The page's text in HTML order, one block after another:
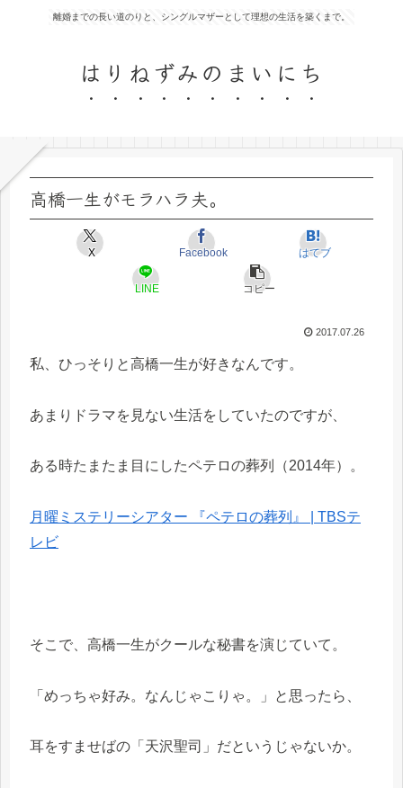
離婚までの長い道のりと、シングルマザーとして理想の生活を築くまで。
はりねずみのまいにち
高橋一生がモラハラ夫。
X Facebook はてブ
LINE コピー
2017.07.26
私、ひっそりと高橋一生が好きなんです。
あまりドラマを見ない生活をしていたのですが、
ある時たまたま目にしたペテロの葬列（2014年）。
月曜ミステリーシアター 『ペテロの葬列』 | TBSテ
レビ
そこで、高橋一生がクールな秘書を演じていて。
「めっちゃ好み。なんじゃこりゃ。」と思ったら、
耳をすませばの「天沢聖司」だというじゃないか。